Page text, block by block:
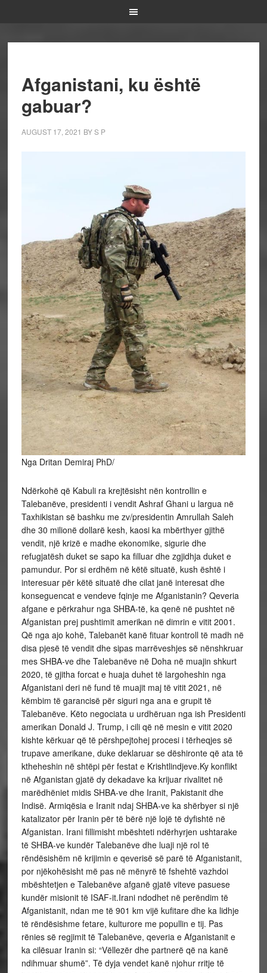
Afganistani, ku është
gabuar?
AUGUST 17, 2021 BYS P
Nga Dritan Demiraj PhD/
Ndërkohë që Kabuli ra krejtësisht nën kontrollin e
Talebanëve, presidenti i vendit Ashraf Ghani u largua në
Taxhikistan së bashku me zv/presidentin Amrullah Saleh
dhe 30 milionë dollarë kesh, kaosi ka mbërthyer gjithë
vendit, një krizë e madhe ekonomike, sigurie dhe
refugjatësh duket se sapo ka filluar dhe zgjidhja duket e
pamundur. Por si erdhëm në këtë situatë, kush është i
interesuar për këtë situatë dhe cilat janë interesat dhe
konseguencat e vendeve fqinje me Afganistanin? Qeveria
afgane e përkrahur nga SHBA-të, ka qenë në pushtet në
Afganistan prej pushtimit amerikan në dimrin e vitit 2001.
Që nga ajo kohë, Talebanët kanë fituar kontroll të madh në
disa pjesë të vendit dhe sipas marrëveshjes së nënshkruar
mes SHBA-ve dhe Talebanëve në Doha në muajin shkurt
2020, të gjitha forcat e huaja duhet të largoheshin nga
Afganistani deri në fund të muajit maj të vitit 2021, në
këmbim të garancisë për siguri nga ana e grupit të
Talebanëve. Këto negociata u urdhëruan nga ish Presidenti
amerikan Donald J. Trump, i cili që në mesin e vitit 2020
kishte kërkuar që të përshpejtohej procesi i tërheqjes së
trupave amerikane, duke deklaruar se dëshironte që ata të
ktheheshin në shtëpi për festat e Krishtlindjeve.Ky konflikt
në Afganistan gjatë dy dekadave ka krijuar rivalitet në
marëdhëniet midis SHBA-ve dhe Iranit, Pakistanit dhe
Indisë. Armiqësia e Iranit ndaj SHBA-ve ka shërbyer si një
katalizator për Iranin për të bërë një lojë të dyfishtë në
Afganistan. Irani fillimisht mbështeti ndërhyrjen ushtarake
të SHBA-ve kundër Talebanëve dhe luaji një rol të
rëndësishëm në krijimin e qeverisë së parë të Afganistanit,
por njëkohësisht më pas në mënyrë të fshehtë vazhdoi
mbështetjen e Talebanëve afganë gjatë viteve pasuese
kundër misionit të ISAF-it.Irani ndodhet në perëndim të
Afganistanit, ndan me të 901 km vijë kufitare dhe ka lidhje
të rëndësishme fetare, kulturore me popullin e tij. Pas
rënies së regjimit të Talebanëve, qeveria e Afganistanit e
ka cilësuar Iranin si: “Vëllezër dhe partnerë që na kanë
ndihmuar shumë”. Të dyja vendet kanë njohur rritje të